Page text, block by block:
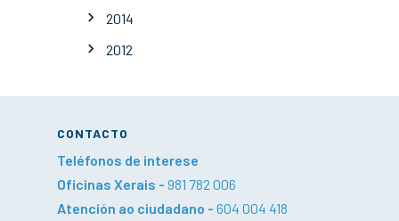
2014
2012
CONTACTO
Teléfonos de interese
Oficinas Xerais - 981 782 006
Atención ao ciudadano - 604 004 418